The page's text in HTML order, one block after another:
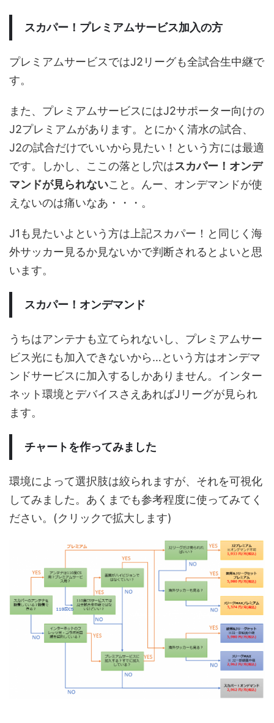
スカパー！プレミアムサービス加入の方
プレミアムサービスではJ2リーグも全試合生中継で
す。
また、プレミアムサービスにはJ2サポーター向けの
J2プレミアムがあります。とにかく清水の試合、
J2の試合だけでいいから見たい！という方には最適
です。しかし、ここの落とし穴はスカパー！オンデ
マンドが見られないこと。んー、オンデマンドが使
えないのは痛いなあ・・・。
J1も見たいよという方は上記スカパー！と同じく海
外サッカー見るか見ないかで判断されるとよいと思
います。
スカパー！オンデマンド
うちはアンテナも立てられないし、プレミアムサー
ビス光にも加入できないから…という方はオンデマ
ンドサービスに加入するしかありません。インター
ネット環境とデバイスさえあればJリーグが見られ
ます。
チャートを作ってみました
環境によって選択肢は絞られますが、それを可視化
してみました。あくまでも参考程度に使ってみてく
ださい。(クリックで拡大します)